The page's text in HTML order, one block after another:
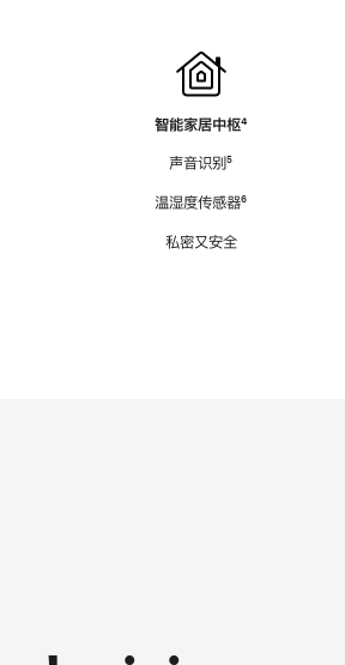
智能家居中枢脚
⁴
声音识别脚
⁵
温湿度传感器脚
⁶
私密又安全